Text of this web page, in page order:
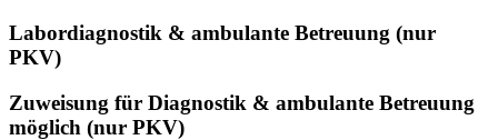
Labordiagnostik & ambulante Betreuung (nur
PKV)
Zuweisung für Diagnostik & ambulante Betreuung
möglich (nur PKV)